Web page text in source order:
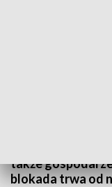
także
blokada trwa od